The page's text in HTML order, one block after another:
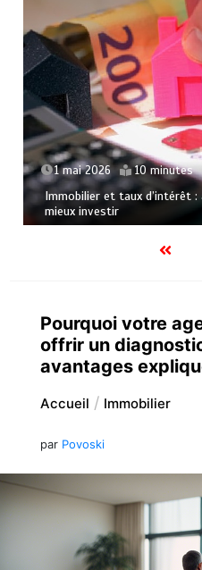
1 mai 2026 10 minutes
Immobilier et taux d’intérêt
mieux investir
Pourquoi votre
offrir un
avantages
Accueil Immobilier
par Povoski